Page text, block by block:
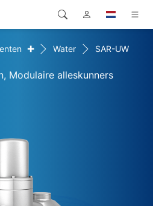
+ Water SAR-UW
Modulaire alleskunners